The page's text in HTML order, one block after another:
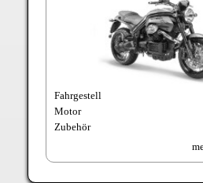
Fahrgestell
Motor
Zubehör